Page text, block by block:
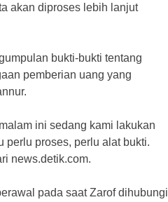
akan diproses lebih lanjut
bukti-bukti tentang
pemberian uang yang
ini sedang kami lakukan
perlu proses, perlu alat bukti.
news.detik.com.
pada saat Zarof dihubungi